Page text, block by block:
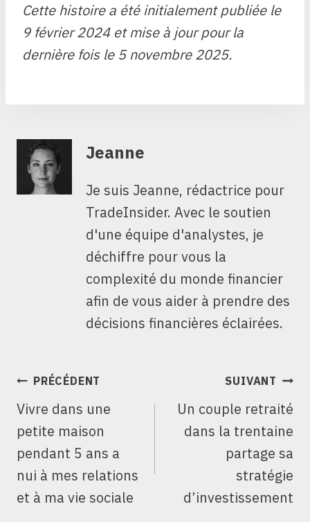
Cette histoire a été initialement publiée le
9 février 2024 et mise à jour pour la
dernière fois le 5 novembre 2025.
Jeanne
Je suis Jeanne, rédactrice pour
TradeInsider. Avec le soutien
d'une équipe d'analystes, je
déchiffre pour vous la
complexité du monde financier
afin de vous aider à prendre des
décisions financières éclairées.
NAVIGATION
L’ARTICLE
PRÉCÉDENT
Vivre dans une
petite maison
pendant 5 ans a
nui à mes relations
et à ma vie sociale
SUIVANT
Un couple retraité
dans la trentaine
partage sa
stratégie
d’investissement